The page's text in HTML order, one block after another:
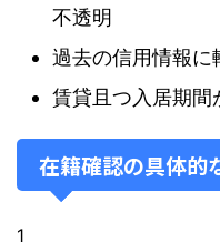
不透明
過去の信用情報に
賃貸且つ入居期間
在籍確認の具体的
1